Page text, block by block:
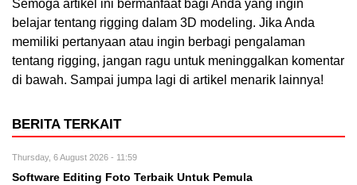
Semoga artikel ini bermanfaat bagi Anda yang ingin
belajar tentang rigging dalam 3D modeling. Jika Anda
memiliki pertanyaan atau ingin berbagi pengalaman
tentang rigging, jangan ragu untuk meninggalkan komentar
di bawah. Sampai jumpa lagi di artikel menarik lainnya!
BERITA TERKAIT
Thursday, 6 August 2026 - 11:59
Software Editing Foto Terbaik Untuk Pemula